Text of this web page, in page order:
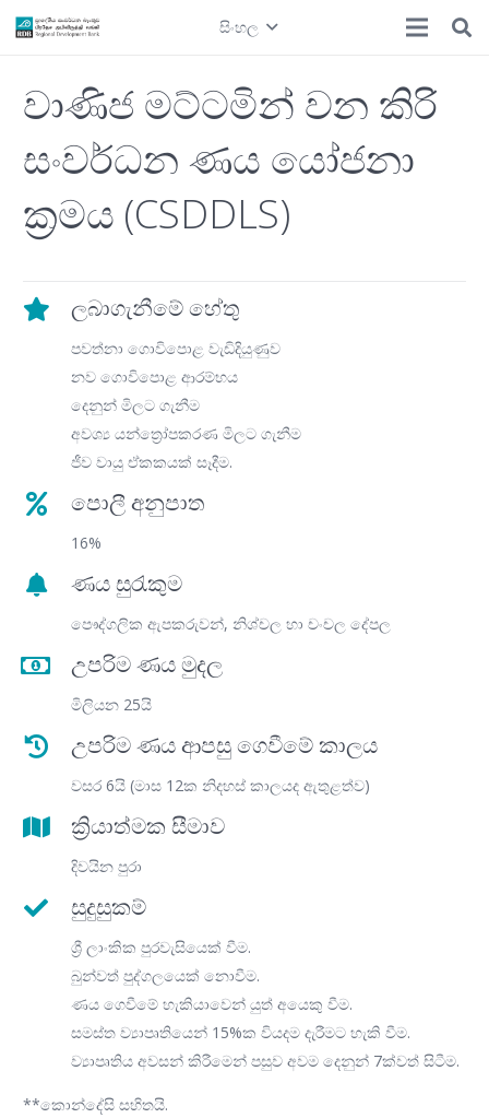
සිංහල
වාණිජ මට්ටමින් වන කිරි
සංවර්ධන ණය යෝජනා
ක්‍රමය (CSDDLS)
ලබාගැනීමේ හේතු
පවත්නා ගොවිපොළ වැඩිදියුණුව
නව ගොවිපොළ ආරම්භය
දෙනුන් මිලට ගැනීම
අවශ්‍ය යන්ත්‍රෝපකරණ මිලට ගැනීම
ජීව වායු ඒකකයක් සෑදීම.
පොලී අනුපාත
16%
ණය සුරැකුම
පෞද්ගලික ඇපකරුවන්, නිශ්චල හා චංචල දේපල
උපරිම ණය මුදල
මිලියන 25යි
උපරිම ණය ආපසු ගෙවීමේ කාලය
වසර 6යි (මාස 12ක නිදහස් කාලයද ඇතුළත්ව)
ක්‍රියාත්මක සීමාව
දිවයින පුරා
සුදුසුකම්
ශ්‍රී ලාංකික පුරවැසියෙක් වීම.
බුන්වත් පුද්ගලයෙක් නොවීම.
ණය ගෙවීමේ හැකියාවෙන් යුත් අයෙකු වීම.
සමස්ත ව්‍යාපෘතියෙන් 15%ක වියදම දැරීමට හැකි වීම.
ව්‍යාපෘතිය අවසන් කිරීමෙන් පසුව අවම දෙනුන් 7ක්වත් සිටීම.
**කොන්දේසි සහිතයි.